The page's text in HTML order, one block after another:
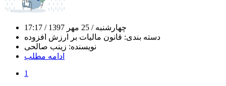
چهارشنبه / 25 مهر 1397
/ 17:17
دسته بندی: قانون مالیات بر ارزش افزوده
نویسنده: زینب صالحی
ادامه مطلب
1